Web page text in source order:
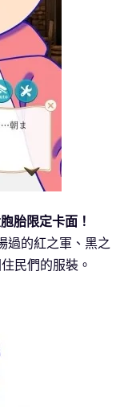
胎限定卡面！
過的紅之軍、黑之
民們的服裝。